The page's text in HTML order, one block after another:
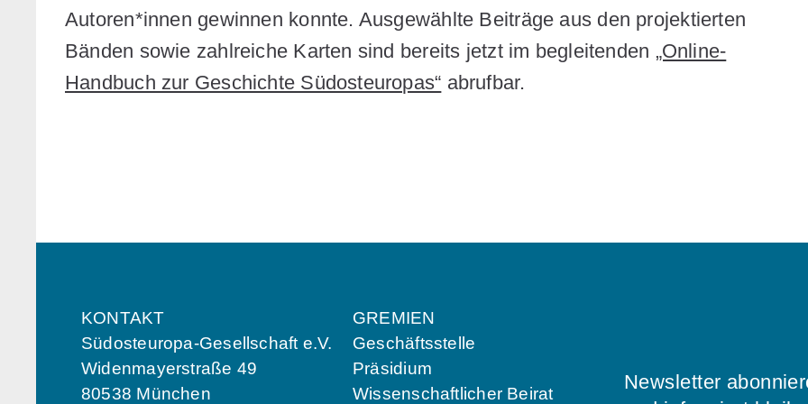
Autoren*innen gewinnen konnte. Ausgewählte Beiträge aus den projektierten
Bänden sowie zahlreiche Karten sind bereits jetzt im begleitenden „Online-
Handbuch zur Geschichte Südosteuropas“ abrufbar.
KONTAKT
Südosteuropa-Gesellschaft e.V.
Widenmayerstraße 49
80538 München
GREMIEN
Geschäftsstelle
Präsidium
Wissenschaftlicher Beirat
Newsletter